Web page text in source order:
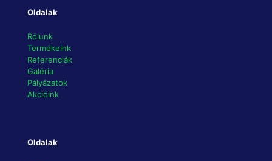
Oldalak
Rólunk
Termékeink
Referenciák
Galéria
Pályázatok
Akcióink
Oldalak